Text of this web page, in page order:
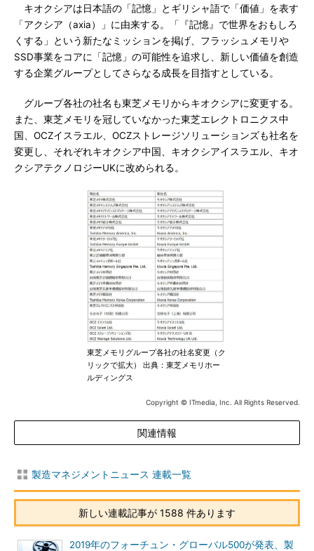
キオクシアは日本語の「記憶」とギリシャ語で「価値」を表す
「アクシア（axia）」に由来する。「『記憶』で世界をおもしろ
くする」という新たなミッションを掲げ、フラッシュメモリや
SSD事業をコアに「記憶」の可能性を追求し、新しい価値を創造
する企業グループとしてさらなる成長を目指すとしている。
グループ各社の社名も東芝メモリからキオクシアに変更する。
また、東芝メモリを冠していなかった東芝エレクトロニクス中
国、OCZイスラエル、OCZストレージソリューションズも社名を
変更し、それぞれキオクシア中国、キオクシアイスラエル、キオ
クシアテクノロジーUKに改められる。
東芝メモリグループ各社の社名変更（ク
リックで拡大） 出典：東芝メモリホー
ルディングス
Copyright © ITmedia, Inc. All Rights Reserved.
関連情報
製造マネジメントニュース 連載一覧
新しい連載記事が 1588 件あります
2019年のフォーチュン・グローバル500が発表、製